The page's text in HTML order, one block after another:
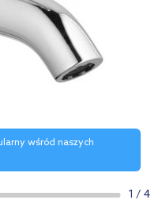
wśród naszych
1 / 4